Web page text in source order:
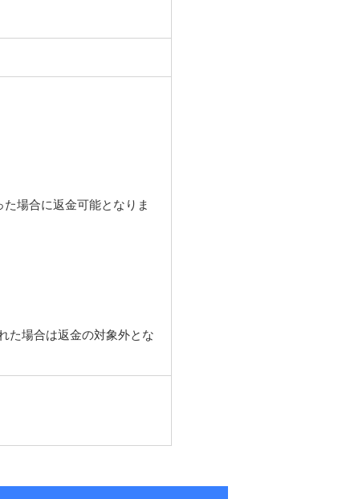
場合に返金可能となりま
た場合は返金の対象外とな